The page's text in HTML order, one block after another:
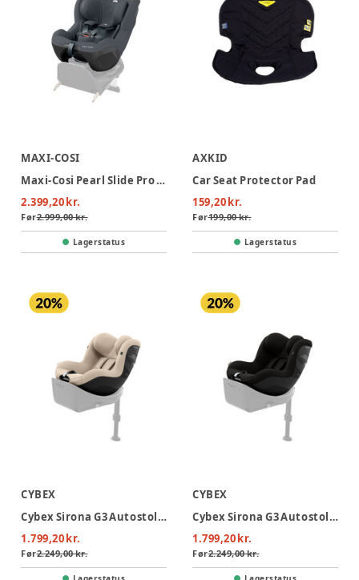
MAXI-COSI
Maxi-Cosi Pearl Slide Pro Autostol - Authentic Graphite
2.399,20 kr.
Før2.999,00 kr.
Lagerstatus
AXKID
Car Seat Protector Pad
159,20 kr.
Før199,00 kr.
Lagerstatus
CYBEX
Cybex Sirona G3 Autostol - Almond Beige
1.799,20 kr.
Før2.249,00 kr.
CYBEX
Cybex Sirona G3 Autostol - Magic Black
1.799,20 kr.
Før2.249,00 kr.